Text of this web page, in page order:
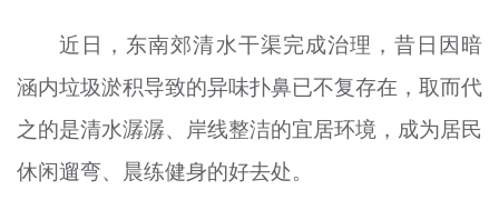
未成年人思想道德建设
榜样人物
+
身边好人
近日，东南郊清水干渠完成治理，昔日因暗
涵内垃圾淤积导致的异味扑鼻已不复存在，取而代
之的是清水潺潺、岸线整洁的宜居环境，成为居民
休闲遛弯、晨练健身的好去处。